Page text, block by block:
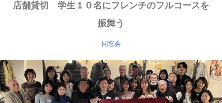
店舗貸切 学生１０名にフレンチのフルコースを
振舞う
同窓会